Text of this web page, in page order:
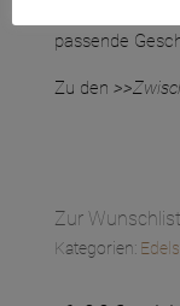
passende
Zu den
Zur
Kategorien: